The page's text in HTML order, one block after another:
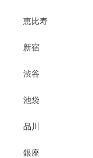
恵比寿
新宿
渋谷
池袋
品川
銀座